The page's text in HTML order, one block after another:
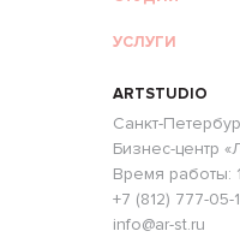
УСЛУГИ
ARTSTUDIO
Санкт-
Бизнес-центр
Время работы:
+7 (812) 777-05-
info@ar-st.ru